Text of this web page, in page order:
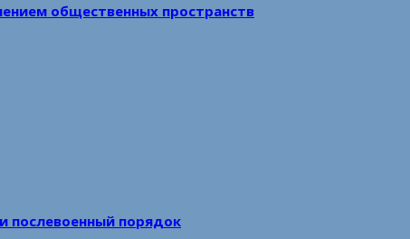
общественных пространств
послевоенный порядок